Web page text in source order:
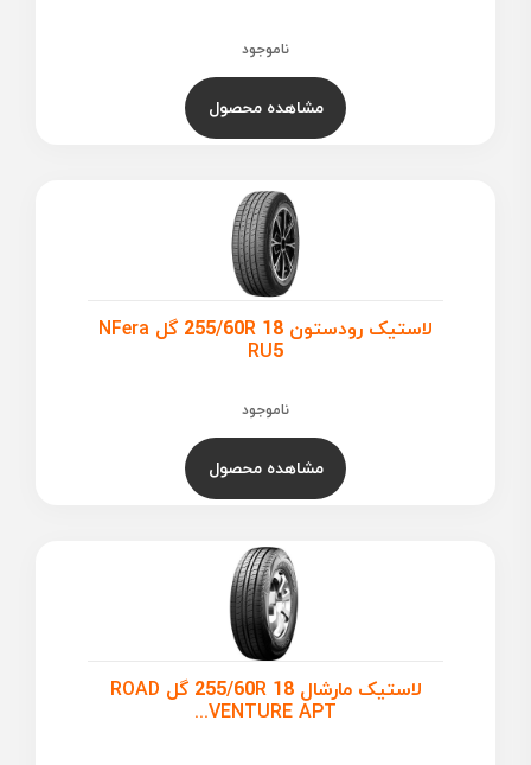
ناموجود
مشاهده محصول
لاستیک رودستون 255/60R 18 گل NFera
RU5
ناموجود
مشاهده محصول
لاستیک مارشال 255/60R 18 گل ROAD
VENTURE APT...